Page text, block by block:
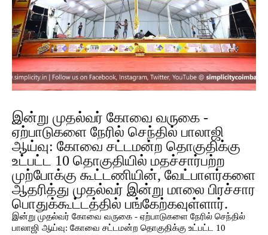
இன்று முதல்வர் கோவை வருகை -
ஏற்பாடுகளை நேரில் செந்தில் பாலாஜி
ஆய்வு: கோவை சட்டமன்ற தொகுதிக்கு
உட்பட்ட 10 தொகுதியில் மதச்சார்பற்ற
முற்போக்கு கூட்டணியின், வேட்பாளர்களை
ஆதரித்து முதல்வர் இன்று மாலை பிரச்சார
பொதுக்கூட்டத்தில் பங்கேற்கவுள்ளார்.
இன்று முதல்வர் கோவை வருகை - ஏற்பாடுகளை நேரில் செந்தில்
பாலாஜி ஆய்வு: கோவை சட்டமன்ற தொகுதிக்கு உட்பட்ட 10